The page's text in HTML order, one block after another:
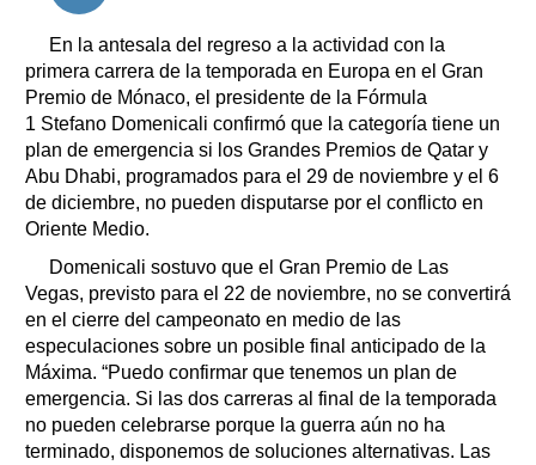
En la antesala del regreso a la actividad con la
primera carrera de la temporada en Europa en el Gran
Premio de Mónaco, el presidente de la Fórmula
1 Stefano Domenicali confirmó que la categoría tiene un
plan de emergencia si los Grandes Premios de Qatar y
Abu Dhabi, programados para el 29 de noviembre y el 6
de diciembre, no pueden disputarse por el conflicto en
Oriente Medio.
Domenicali sostuvo que el Gran Premio de Las
Vegas, previsto para el 22 de noviembre, no se convertirá
en el cierre del campeonato en medio de las
especulaciones sobre un posible final anticipado de la
Máxima. “Puedo confirmar que tenemos un plan de
emergencia. Si las dos carreras al final de la temporada
no pueden celebrarse porque la guerra aún no ha
terminado, disponemos de soluciones alternativas. Las